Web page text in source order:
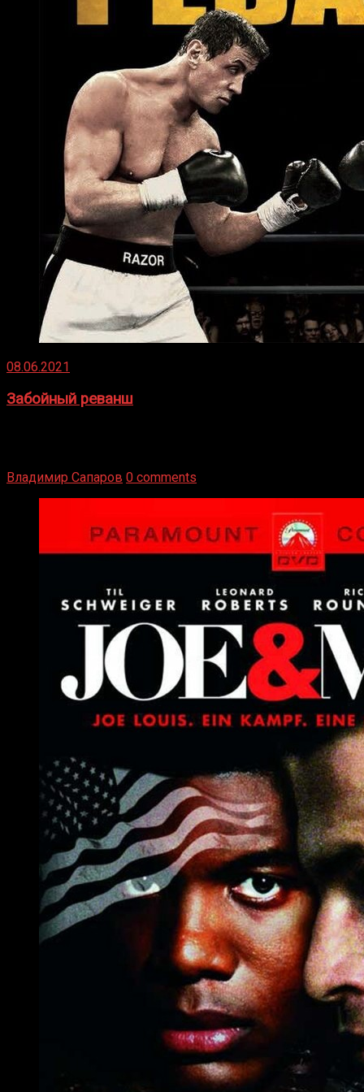
08.06.2021
Забойный реванш
Владимир Сапаров 0 comments